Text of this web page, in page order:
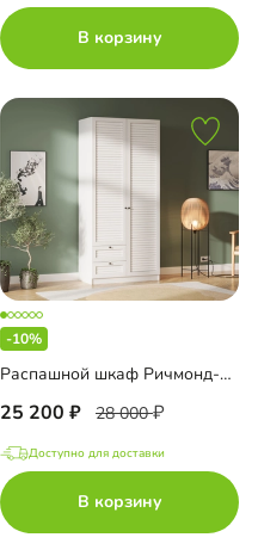
В корзину
-10%
Распашной шкаф Ричмонд-2.2
25 200 28 000
Доступно для доставки
В корзину